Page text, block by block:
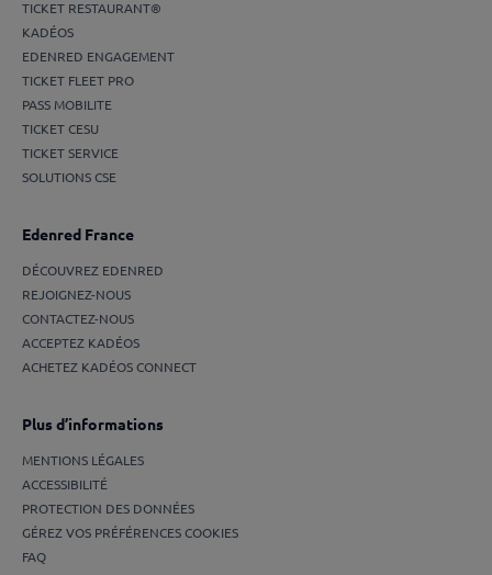
TICKET RESTAURANT®
KADÉOS
EDENRED ENGAGEMENT
TICKET FLEET PRO
PASS MOBILITE
TICKET CESU
TICKET SERVICE
SOLUTIONS CSE
Edenred France
DÉCOUVREZ EDENRED
REJOIGNEZ-NOUS
CONTACTEZ-NOUS
ACCEPTEZ KADÉOS
ACHETEZ KADÉOS CONNECT
Plus d’informations
MENTIONS LÉGALES
ACCESSIBILITÉ
PROTECTION DES DONNÉES
GÉREZ VOS PRÉFÉRENCES COOKIES
FAQ